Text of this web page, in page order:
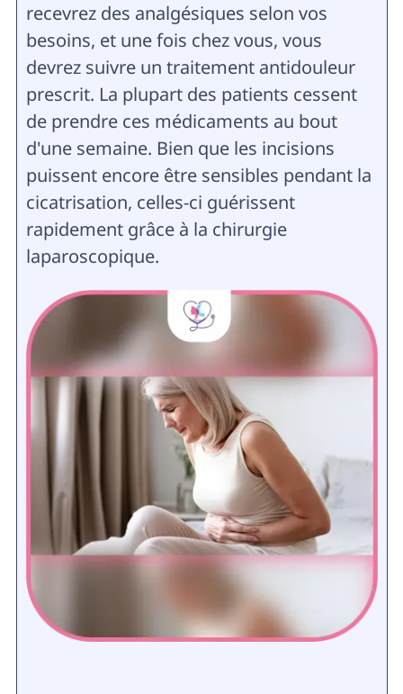
recevrez des analgésiques selon vos
besoins, et une fois chez vous, vous
devrez suivre un traitement antidouleur
prescrit. La plupart des patients cessent
de prendre ces médicaments au bout
d'une semaine. Bien que les incisions
puissent encore être sensibles pendant la
cicatrisation, celles-ci guérissent
rapidement grâce à la chirurgie
laparoscopique.